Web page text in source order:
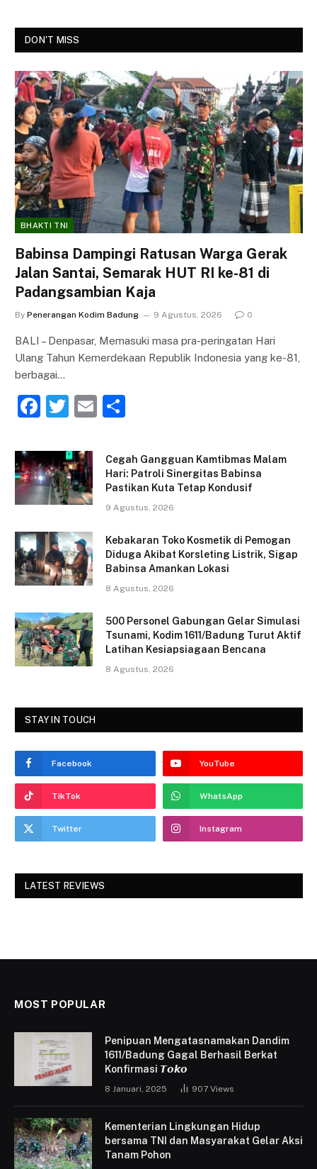
DON'T MISS
BHAKTI TNI
Babinsa Dampingi Ratusan Warga Gerak
Jalan Santai, Semarak HUT RI ke-81 di
Padangsambian Kaja
By Penerangan Kodim Badung 9 Agustus, 2026 0
BALI – Denpasar, Memasuki masa pra-peringatan Hari
Ulang Tahun Kemerdekaan Republik Indonesia yang ke-81,
berbagai…
F
c
e
b
o
k
T
itt
er
E
ai ar
e
Cegah Gangguan Kamtibmas Malam
Hari: Patroli Sinergitas Babinsa
Pastikan Kuta Tetap Kondusif
9 Agustus, 2026
Kebakaran Toko Kosmetik di Pemogan
Diduga Akibat Korsleting Listrik, Sigap
Babinsa Amankan Lokasi
8 Agustus, 2026
500 Personel Gabungan Gelar Simulasi
Tsunami, Kodim 1611/Badung Turut Aktif
Latihan Kesiapsiagaan Bencana
8 Agustus, 2026
STAY IN TOUCH
Facebook YouTube
TikTok WhatsApp
Twitter Instagram
LATEST REVIEWS
MOST POPULAR
Penipuan Mengatasnamakan Dandim
1611/Badung Gagal Berhasil Berkat
Konfirmasi 𝙏𝙤𝙠𝙤
8 Januari, 2025 907 Views
Kementerian Lingkungan Hidup
bersama TNI dan Masyarakat Gelar Aksi
Tanam Pohon